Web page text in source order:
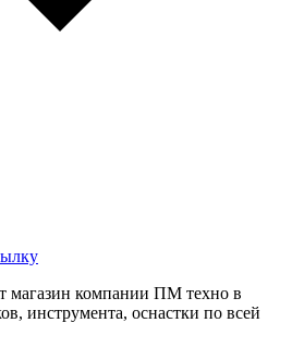
магазин компании ПМ техно в
инструмента, оснастки по всей